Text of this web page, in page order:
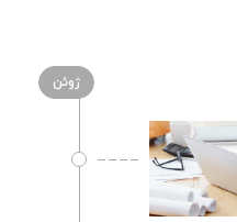
ژوئن